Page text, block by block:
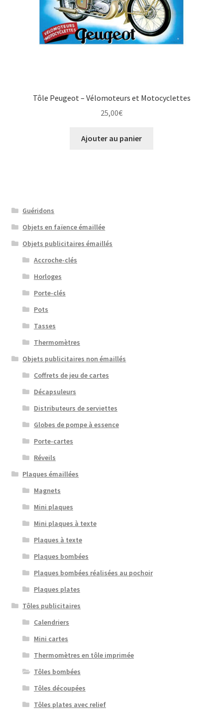
Tôle Peugeot – Vélomoteurs et Motocyclettes
25,00€
Ajouter au panier
Guéridons
Objets en faïence émaillée
Objets publicitaires émaillés
Accroche-clés
Horloges
Porte-clés
Pots
Tasses
Thermomètres
Objets publicitaires non émaillés
Coffrets de jeu de cartes
Décapsuleurs
Distributeurs de serviettes
Globes de pompe à essence
Porte-cartes
Réveils
Plaques émaillées
Magnets
Mini plaques
Mini plaques à texte
Plaques à texte
Plaques bombées
Plaques bombées réalisées au pochoir
Plaques plates
Tôles publicitaires
Calendriers
Mini cartes
Thermomètres en tôle imprimée
Tôles bombées
Tôles découpées
Tôles plates avec relief